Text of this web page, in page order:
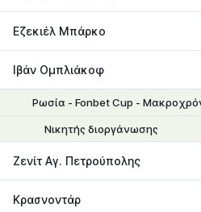
Eζεκιέλ Μπάρκο
Ιβάν Ομπλιάκoφ
Ρωσία - Fonbet Cup -
Νικητής διοργάνωσης
Ζενίτ Αγ. Πετρούπολης
Κρασνοντάρ